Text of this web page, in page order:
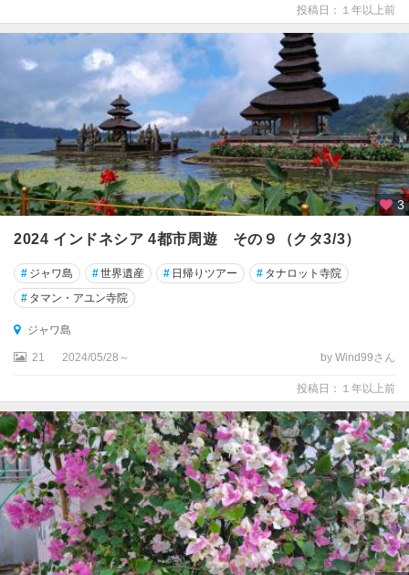
投稿日：１年以上前
3
2024 インドネシア 4都市周遊 その９（クタ3/3）
# ジャワ島 #世界遺産 # 日帰りツアー # タナロット寺院
# タマン・アユン寺院
ジャワ島
21 2024/05/28～ by Wind99さん
投稿日：１年以上前